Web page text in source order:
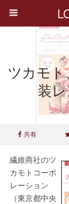
ツカモ
装
共有
繊維商社のツ
カモトコーポ
レーション
（東京都中央